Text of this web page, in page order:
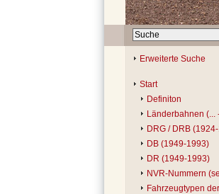
Erweiterte Suche
Start
Definiton
Länderbahnen (...
DRG / DRB
DB (1949-1993)
DR (1949-1993)
NVR-Nummern
Fahrzeugtypen der